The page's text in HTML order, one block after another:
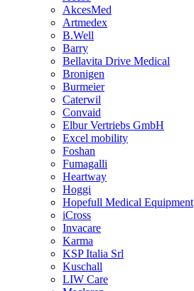
AkcesMed
Artmedex
B.Well
Barry
Bellavita Drive Medical
Bronigen
Burmeier
Caterwil
Convaid
Elbur Vertriebs GmbH
Excel mobility
Foshan
Fumagalli
Heartway
Hoggi
Hopefull Medical Equipment
iCross
Invacare
Karma
KSP Italia Srl
Kuschall
LIW Care